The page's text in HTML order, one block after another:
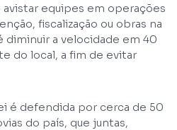
avistar equipes em operações
fiscalização ou obras na
diminuir a velocidade em 40
do local, a fim de evitar
é defendida por cerca de 50
do país, que juntas,